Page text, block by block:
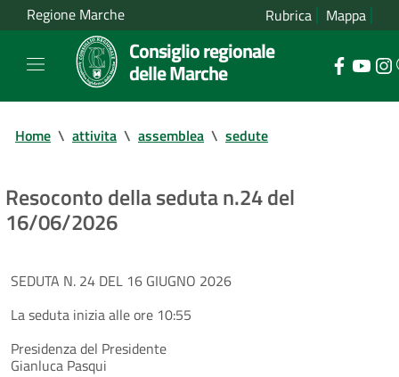
Regione Marche Rubrica Mappa
Consiglio regionale
delle Marche
Home \ attivita \ assemblea \ sedute
Resoconto della seduta n.24 del
16/06/2026
SEDUTA N. 24 DEL 16 GIUGNO 2026
La seduta inizia alle ore 10:55
Presidenza del Presidente
Gianluca Pasqui